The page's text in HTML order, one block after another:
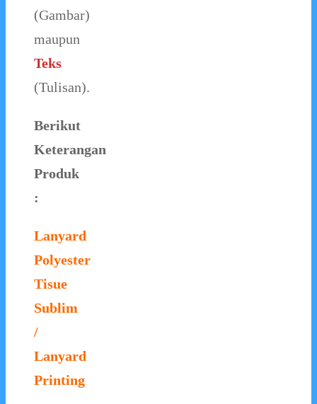
(Gambar)
maupun
Teks
(Tulisan).
Berikut
Keterangan
Produk
:
Lanyard
Polyester
Tisue
Sublim
/
Lanyard
Printing